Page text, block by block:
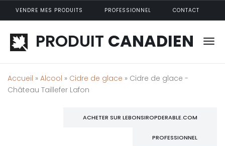
Aller au contenu principal
VENDRE MES PRODUITS PROFESSIONNEL CONTACT
PRODUIT CANADIEN
Accueil » Alcool » Cidre de glace » Cidre de glace -
Château Taillefer Lafon
ACHETER SUR LEBONSIROPDERABLE.COM
PROFESSIONNEL